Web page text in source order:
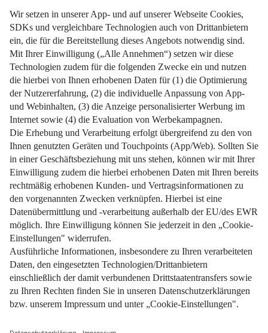
Alle Vor- und Nachteile für Sie im Überblick!
Weiterlesen
Impressum Datenschutz Nutzungsbedingungen
Pflichtinformationen AGB Über uns Bildquellen
Barrierefreiheit Widerrufsformular
Cookie-Einstellungen